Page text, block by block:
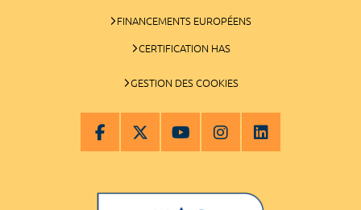
FINANCEMENTS EUROPÉENS
CERTIFICATION HAS
GESTION DES COOKIES